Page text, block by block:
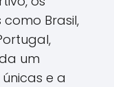
Brasil,
um
e a